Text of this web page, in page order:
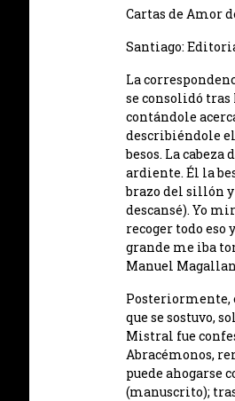
Cartas de Amor
Santiago:
La
se consolidó
contándole
describiéndole
besos. La cabeza
ardiente. Él la
brazo del sillón y
descansé). Yo
recoger todo eso
grande me iba
Manuel
Posteriormente,
que se sostuvo,
Mistral fue
Abracémonos,
puede ahogarse
(manuscrito);